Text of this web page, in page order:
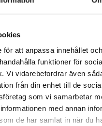
för att anpassa innehållet och
funktioner för
Vi vidarebefordrar även
från din enhet till de
som vi samarbetar
med annan
de har samlat in när du
Mitgliedschaft und
an Wochentagen.
Mitgliedschaft und
Wochentagen
Sauna von Sonntag